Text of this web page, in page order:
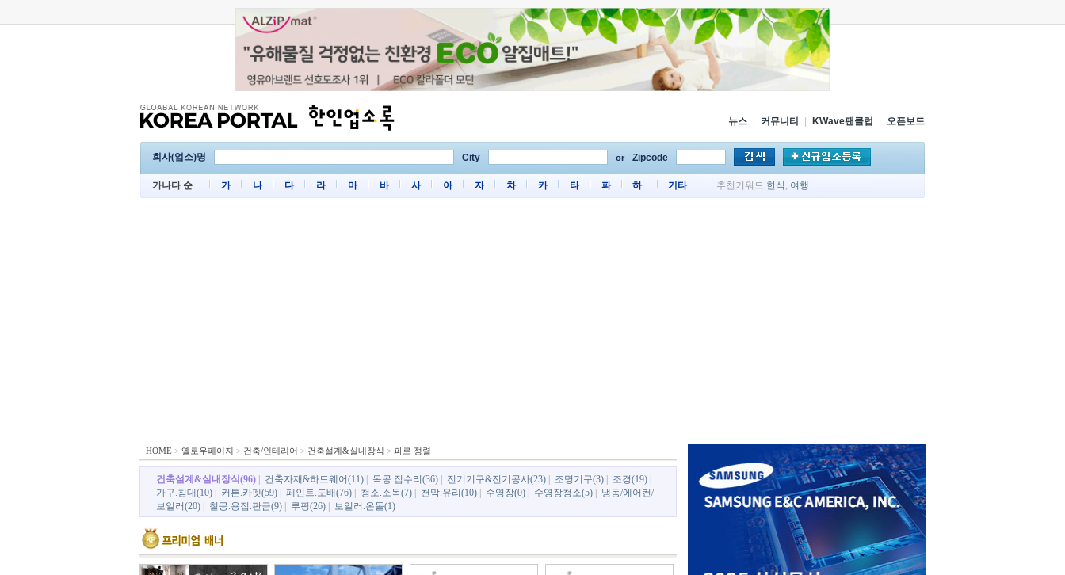
뉴스 커뮤니티 KWave팬클럽 오픈보드
회사(업소)명 City or Zipcode
가나다 순 가 나 다 라 마 바 사 아 자 차 카 타 파 하 기타 추천키워드 한식 , 여행
HOME > 옐로우페이지 > 건축/인테리어 > 건축설계&실내장식 > 파로 정렬
건축설계&실내장식(96) 건축자재&하드웨어(11) 목공.집수리(36) 전기기구&전기공사(23) 조명기구(3) 조경(19)
가구.침대(10)
커튼.카펫(59) 페인트.도배(76) 청소.소독(7) 천막.유리(10) 수영장(0) 수영장청소(5)
냉동/에어컨/
보일러(20)
철공.용접.판금(9) 루핑(26) 보일러.온돌(1)